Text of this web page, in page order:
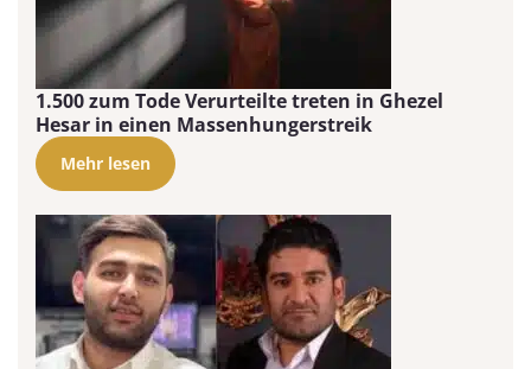
1.500 zum Tode Verurteilte treten in Ghezel
Hesar in einen Massenhungerstreik
Mehr lesen